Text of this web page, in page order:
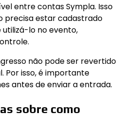
entre contas Sympla. Isso
precisa estar cadastrado
lo no evento,
não pode ser revertido
Por isso, é importante
antes de enviar a entrada.
sobre como